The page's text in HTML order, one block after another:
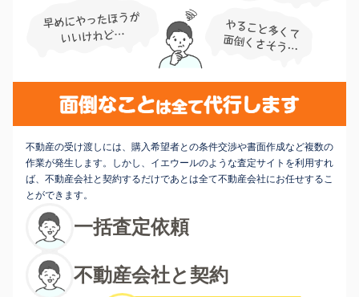
不動産の受け渡しには、購入希望者との条件交渉や書面作成など複数の
作業が発生します。しかし、イエウールのような査定サイトを利用すれ
ば、不動産会社と契約するだけであとは全て不動産会社にお任せするこ
とができます。
一括査定依頼
不動産会社と契約